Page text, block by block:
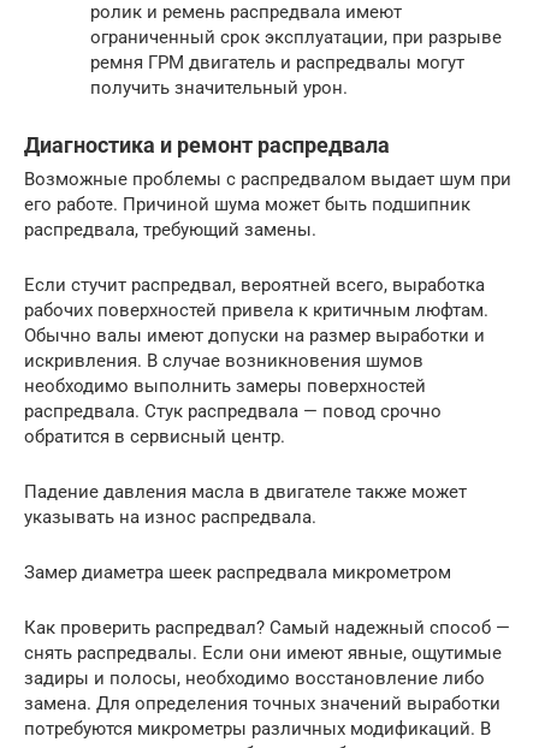
ролик и ремень распредвала имеют
ограниченный срок эксплуатации, при разрыве
ремня ГРМ двигатель и распредвалы могут
получить значительный урон.
Диагностика и ремонт распредвала
Возможные проблемы с распредвалом выдает шум при
его работе. Причиной шума может быть подшипник
распредвала, требующий замены.
Если стучит распредвал, вероятней всего, выработка
рабочих поверхностей привела к критичным люфтам.
Обычно валы имеют допуски на размер выработки и
искривления. В случае возникновения шумов
необходимо выполнить замеры поверхностей
распредвала. Стук распредвала — повод срочно
обратится в сервисный центр.
Падение давления масла в двигателе также может
указывать на износ распредвала.
Замер диаметра шеек распредвала микрометром
Как проверить распредвал? Самый надежный способ —
снять распредвалы. Если они имеют явные, ощутимые
задиры и полосы, необходимо восстановление либо
замена. Для определения точных значений выработки
потребуются микрометры различных модификаций. В